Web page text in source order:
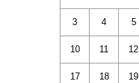
3 4 5
10 11 12
17 18 19